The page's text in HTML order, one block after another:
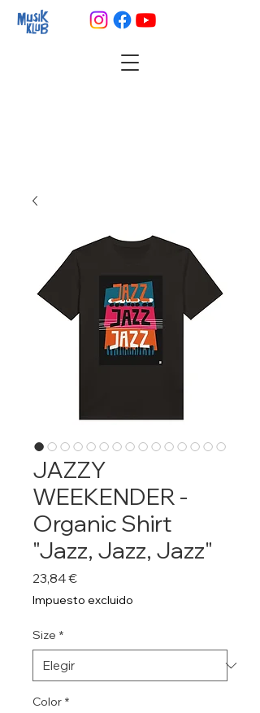
JAZZY
WEEKENDER -
Organic Shirt
"Jazz, Jazz, Jazz"
23,84 €Precio
Impuesto excluido
Size *
Color *